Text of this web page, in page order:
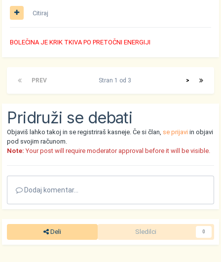
Citiraj
BOLEČINA JE KRIK TKIVA PO PRETOČNI ENERGIJI
PREV >
Stran 1 od 3
Pridruži se debati
Objaviš lahko takoj in se registriraš kasneje. Če si član, se prijavi in objavi
pod svojim računom.
Note: Your post will require moderator approval before it will be visible.
Dodaj komentar...
Deli Sledilci 0